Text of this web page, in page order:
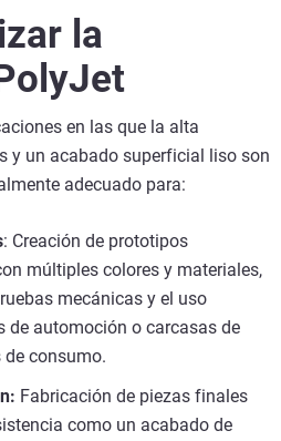
la
en las que la alta
y un acabado superficial liso son
adecuado para:
: Creación de prototipos
múltiples colores y materiales,
mecánicas y el uso
de automoción o carcasas de
consumo.
Fabricación de piezas finales
como un acabado de